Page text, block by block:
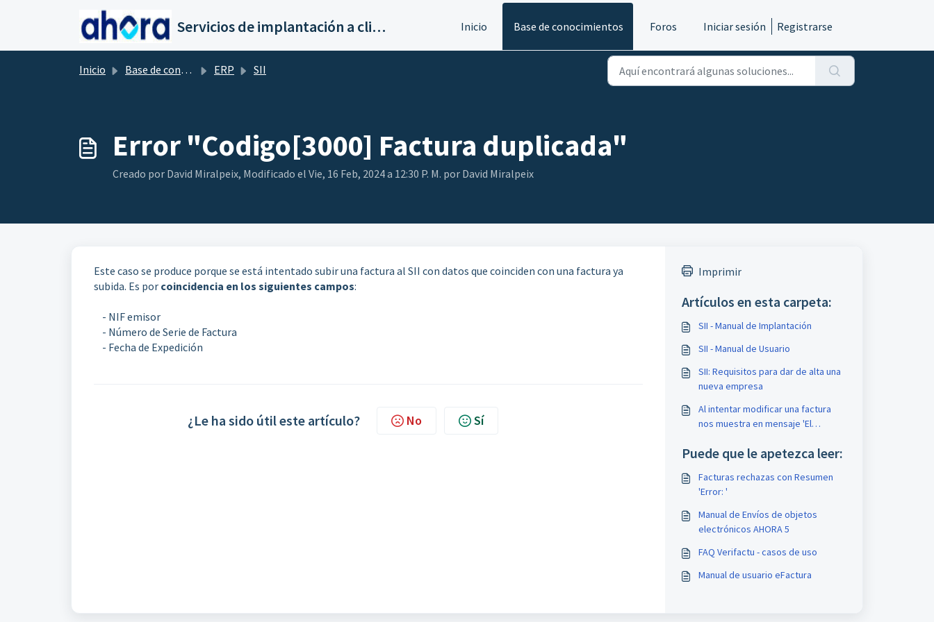
Saltar al contenido principal
Servicios de implantación a clientes de Ahora Inicio Base de conocimientos Foros Iniciar sesión Registrarse
Inicio Base de conocimientos ERP SII
Error "Codigo[3000] Factura duplicada"
Creado por David Miralpeix, Modificado el Vie, 16 Feb, 2024 a 12:30 P. M. por David Miralpeix
Este caso se produce porque se está intentado subir una factura al SII con datos que coinciden con una factura ya
subida. Es por coincidencia en los siguientes campos:
- NIF emisor
- Número de Serie de Factura
- Fecha de Expedición
¿Le ha sido útil este artículo? No Sí
Imprimir
Artículos en esta carpeta:
SII - Manual de Implantación
SII - Manual de Usuario
SII: Requisitos para dar de alta una
nueva empresa
Al intentar modificar una factura
nos muestra en mensaje 'El
necesarios para actualizar esta
Puede que le apetezca leer:
Facturas rechazas con Resumen
'Error: '
Manual de Envíos de objetos
electrónicos AHORA 5
FAQ Verifactu - casos de uso
Manual de usuario eFactura